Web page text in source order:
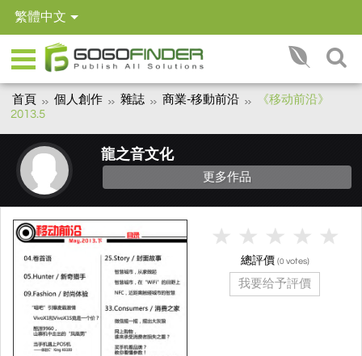
繁體中文
首頁 個人創作 雜誌 商業-移動前沿
《移动前沿》
2013.5
龍之音文化
更多作品
總評價 (0 votes)
我要给予評價